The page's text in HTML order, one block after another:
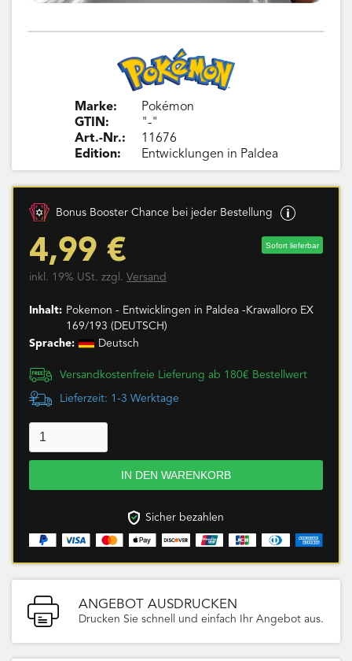
Marke:
GTIN:
Art.-Nr.:
Edition:
Pokémon
"-"
11676
Entwicklungen in Paldea
Bonus Booster Chance bei jeder Bestellung
4,99 € Sofort lieferbar
inkl. 19% USt. zzgl. Versand
Inhalt: Pokemon - Entwicklingen in Paldea -Krawalloro EX
169/193 (DEUTSCH)
Sprache:
Deutsch
Versandkostenfreie Lieferung ab 180€ Bestellwert
Lieferzeit: 1-3 Werktage
Sicher bezahlen
ANGEBOT AUSDRUCKEN
Drucken Sie schnell und einfach Ihr Angebot aus.